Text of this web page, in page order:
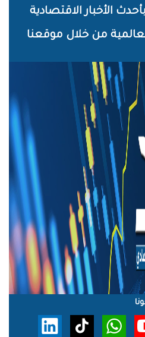
الأخبار الاقتصادية
من خلال موقعنا